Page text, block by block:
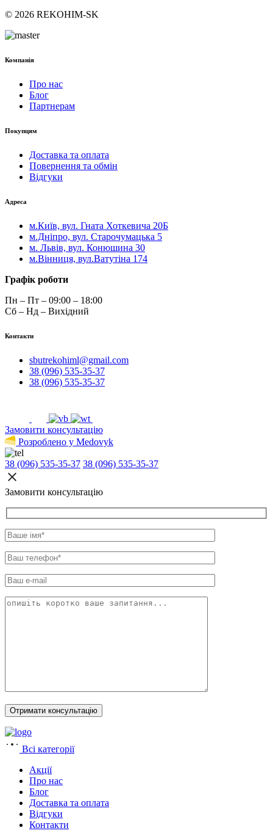
© 2026 REKOHIM-SK
Компанія
Про нас
Блог
Партнерам
Покупцям
Доставка та оплата
Повернення та обмін
Відгуки
Адреса
м.Київ, вул. Гната Хоткевича 20Б
м.Дніпро, вул. Старочумацька 5
м. Львів, вул. Конюшина 30
м.Вінниця, вул.Ватутіна 174
Графік роботи
Пн – Пт – 09:00 – 18:00
Сб – Нд – Вихідний
Контакти
sbutrekohiml@gmail.com
38 (096) 535-35-37
38 (096) 535-35-37
Замовити консультацію
Розроблено у Medovyk
38 (096) 535-35-37 38 (096) 535-35-37
Замовити консультацію
Всі категорії
Акції
Про нас
Блог
Доставка та оплата
Відгуки
Контакти